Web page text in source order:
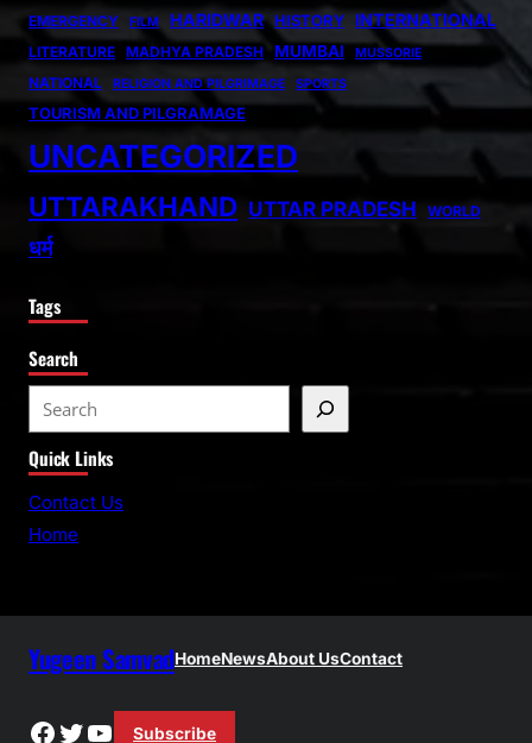
EMERGENCY FILM HARIDWAR HISTORY INTERNATIONAL
LITERATURE MADHYA PRADESH MUMBAI MUSSORIE
NATIONAL RELIGION AND PILGRIMAGE SPORTS
TOURISM AND PILGRAMAGE
UNCATEGORIZED
UTTARAKHAND UTTAR PRADESH WORLD
धर्म
Tags
Search
e
a
r
Quick Links
Contact Us
Home
Yugeen SamvadHomeNewsAbout UsContact
Facebook
Twitter
YouTube
Subscribe